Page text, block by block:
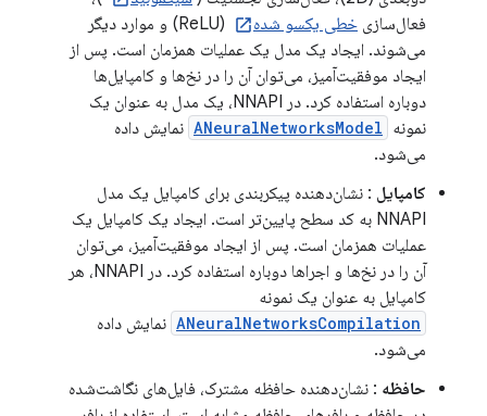
فعال‌سازی خطی یکسو شده
(ReLU) و موارد دیگر
می‌شوند. ایجاد یک مدل یک عملیات همزمان است. پس از
ایجاد موفقیت‌آمیز، می‌توان آن را در نخ‌ها و کامپایل‌ها
دوباره استفاده کرد. در NNAPI، یک مدل به عنوان یک
نمونه ANeuralNetworksModel نمایش داده
می‌شود.
کامپایل : نشان‌دهنده پیکربندی برای کامپایل یک مدل
NNAPI به کد سطح پایین‌تر است. ایجاد یک کامپایل یک
عملیات همزمان است. پس از ایجاد موفقیت‌آمیز، می‌توان
آن را در نخ‌ها و اجراها دوباره استفاده کرد. در NNAPI، هر
کامپایل به عنوان یک نمونه
ANeuralNetworksCompilation نمایش داده
می‌شود.
حافظه : نشان‌دهنده حافظه مشترک، فایل‌های نگاشت‌شده